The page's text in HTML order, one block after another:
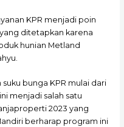
KPR menjadi poin
ditetapkan karena
hunian Metland
bunga KPR mulai dari
menjadi salah satu
2023 yang
berharap program ini